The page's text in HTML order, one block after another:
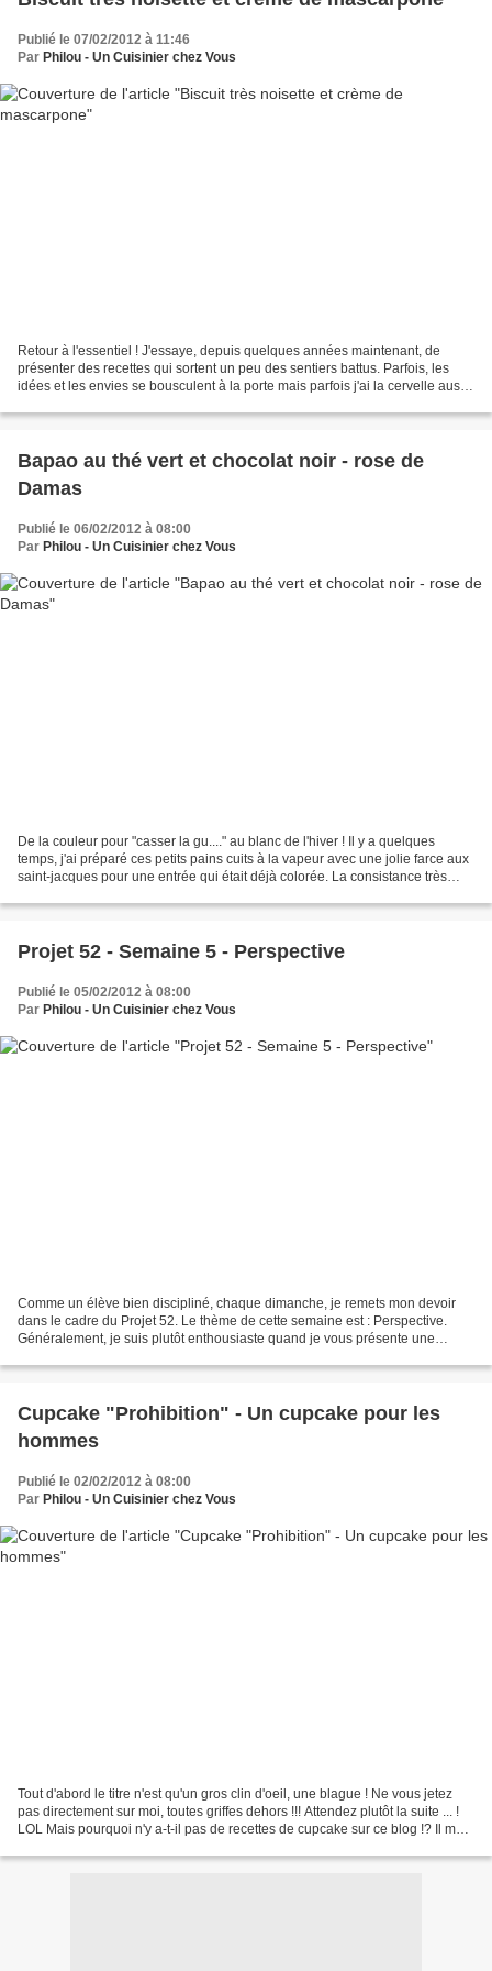
Publié le 07/02/2012 à 11:46
Par Philou - Un Cuisinier chez Vous
Retour à l'essentiel ! J'essaye, depuis quelques années maintenant, de
présenter des recettes qui sortent un peu des sentiers battus. Parfois, les
idées et les envies se bousculent à la porte mais parfois j'ai la cervelle aussi
Bapao au thé vert et chocolat noir - rose de
Damas
Publié le 06/02/2012 à 08:00
Par Philou - Un Cuisinier chez Vous
De la couleur pour "casser la gu...." au blanc de l'hiver ! Il y a quelques
temps, j'ai préparé ces petits pains cuits à la vapeur avec une jolie farce aux
saint-jacques pour une entrée qui était déjà colorée. La consistance très
Projet 52 - Semaine 5 - Perspective
Publié le 05/02/2012 à 08:00
Par Philou - Un Cuisinier chez Vous
Comme un élève bien discipliné, chaque dimanche, je remets mon devoir
dans le cadre du Projet 52. Le thème de cette semaine est : Perspective.
Généralement, je suis plutôt enthousiaste quand je vous présente une
Cupcake "Prohibition" - Un cupcake pour les
hommes
Publié le 02/02/2012 à 08:00
Par Philou - Un Cuisinier chez Vous
Tout d'abord le titre n'est qu'un gros clin d'oeil, une blague ! Ne vous jetez
pas directement sur moi, toutes griffes dehors !!! Attendez plutôt la suite ... !
LOL Mais pourquoi n'y a-t-il pas de recettes de cupcake sur ce blog !? Il me